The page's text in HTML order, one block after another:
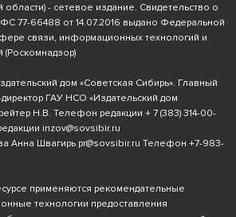
- сетевое издание. Свидетельство о
77-66488 от 14.07.2016 выдано Федеральной
связи, информационных технологий и
(Роскомнадзор)
дом «Советская Сибирь». Главный
директор ГАУ НСО «Издательский дом
Н.В. Телефон редакции + 7 (383) 314-00-
inzov@sovsibir.ru
Анна Швагирь pr@sovsibir.ru Телефон +7-983-
применяются рекомендательные
технологии предоставления